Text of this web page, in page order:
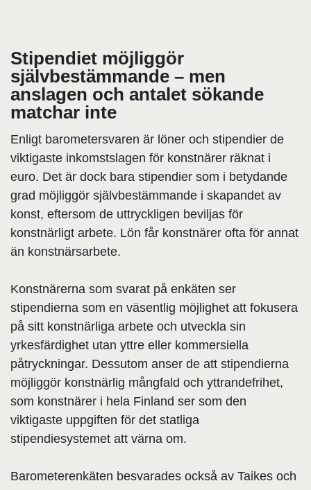
Stipendiet möjliggör
självbestämmande – men
anslagen och antalet sökande
matchar inte
Enligt barometersvaren är löner och stipendier de
viktigaste inkomstslagen för konstnärer räknat i
euro. Det är dock bara stipendier som i betydande
grad möjliggör självbestämmande i skapandet av
konst, eftersom de uttryckligen beviljas för
konstnärligt arbete. Lön får konstnärer ofta för annat
än konstnärsarbete.
Konstnärerna som svarat på enkäten ser
stipendierna som en väsentlig möjlighet att fokusera
på sitt konstnärliga arbete och utveckla sin
yrkesfärdighet utan yttre eller kommersiella
påtryckningar. Dessutom anser de att stipendierna
möjliggör konstnärlig mångfald och yttrandefrihet,
som konstnärer i hela Finland ser som den
viktigaste uppgiften för det statliga
stipendiesystemet att värna om.
Barometerenkäten besvarades också av Taikes och